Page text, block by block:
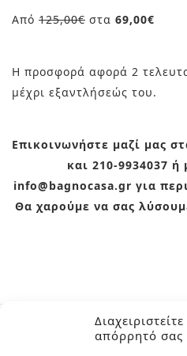
απόρρητό σας
Από 125,00€ στα 69,00€
Η προσφορά αφορά 2
μέχρι εξαντλήσεώς του.
Επικοινωνήστε μαζί μας
και 210-9934037
info@bagnocasa.gr για
Θα χαρούμε να σας